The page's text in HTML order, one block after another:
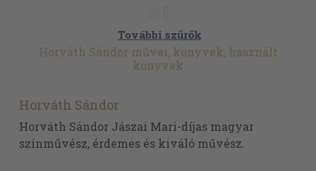
További szűrők
Horváth Sándor művei, könyvek, használt
könyvek
Horváth Sándor
Horváth Sándor Jászai Mari-díjas magyar
színművész, érdemes és kiváló művész.